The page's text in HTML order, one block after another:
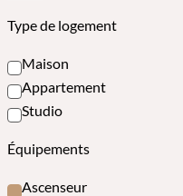
Type de logement
Maison
Appartement
Studio
Équipements
Ascenseur